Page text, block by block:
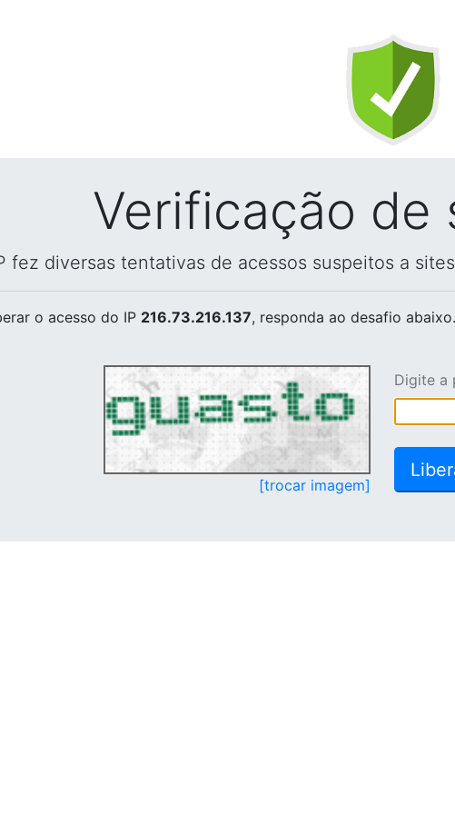
Verificação de
fez diversas tentativas de acessos suspeitos a
o acesso do IP 216.73.216.137, responda ao desafio abaixo.
[trocar imagem]
Digite a